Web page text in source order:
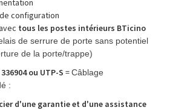
configuration
tous les postes intérieurs BTicino
de serrure de porte sans potentiel
de la porte/trappe)
ou UTP-S =Câblage
:
d'une garantie et d'une assistance